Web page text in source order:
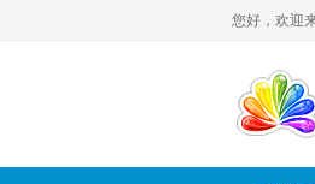
您好，欢迎